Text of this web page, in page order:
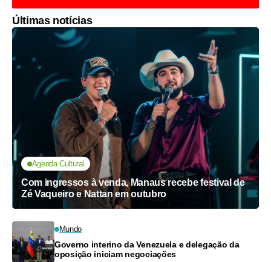
Últimas notícias
Agenda Cultural
Com ingressos à venda, Manaus recebe festival de
Zé Vaqueiro e Nattan em outubro
Mundo
Governo interino da Venezuela e delegação da
oposição iniciam negociações